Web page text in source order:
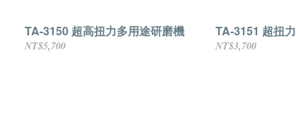
TA-3150 超高扭力多用途研磨機
NT$5,700
TA-3151
NT$3,700